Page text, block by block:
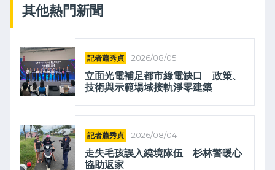
其他熱門新聞
記者蕭秀貞 2026/08/05
立面光電補足都市綠電缺口 政策、
技術與示範場域接軌淨零建築
記者蕭秀貞 2026/08/04
走失毛孩誤入繞境隊伍 杉林警暖心
協助返家